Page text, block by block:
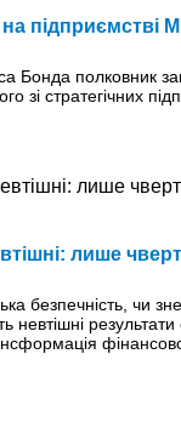
підприємстві
Бонда полковник
зі стратегічних
лише
безпечність, чи
невтішні